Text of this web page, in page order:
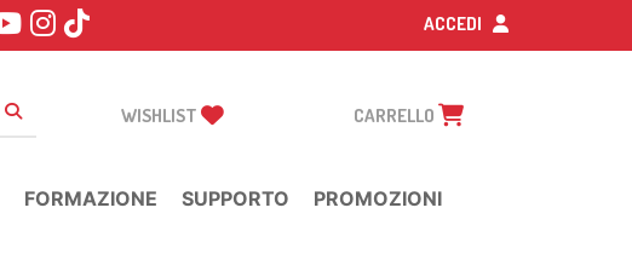
ACCEDI
WISHLIST CARRELLO
FORMAZIONE SUPPORTO PROMOZIONI